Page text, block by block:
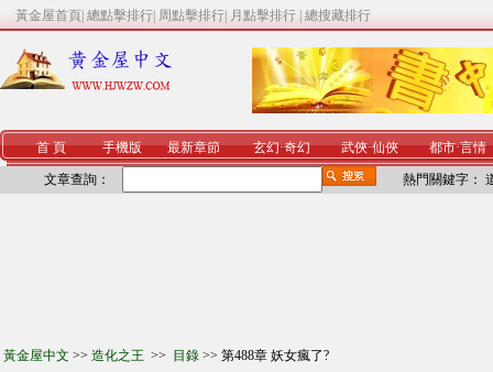
黃金屋首頁 總點擊排行 周點擊排行 月點擊排行 總搜藏排行
首 頁 手機版 最新章節 玄幻·奇幻 武俠·仙俠 都市·言情
文章查詢： 熱門關鍵字：
黃金屋中文 >> 造化之王 >> 目錄 >> 第488章 妖女瘋了?